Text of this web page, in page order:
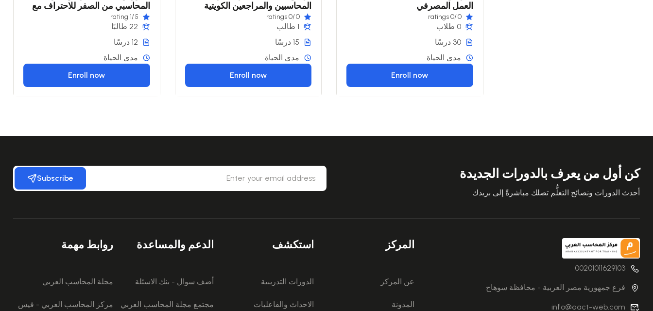
العمل المصرفي
0
/0 ratings
0 طلاب
30 درسًا
مدى الحياة
Enroll now
المحاسبين والمراجعين الكويتية
(KAAA)
0
/0 ratings
1 طالب
15 درسًا
مدى الحياة
Enroll now
المحاسبي من الصفر للاحتراف مع
وائل مراد
5
/1 rating
22 طالبًا
12 درسًا
مدى الحياة
Enroll now
كن أول من يعرف بالدورات الجديدة
أحدث الدورات ونصائح التعلُّم تصلك مباشرةً إلى بريدك
Subscribe
00201011629103
فرع جمهورية مصر العربية - محافظة سوهاج
info@aact-web.com
المركز
عن المركز
المدونة
استكشف
الدورات التدريبية
الاحداث والفاعليات
الدعم والمساعدة
أضف سوال - بنك الاسئلة
مجتمع مجلة المحاسب العربي
روابط مهمة
مجلة المحاسب العربي
مركز المحاسب العربي - فيس